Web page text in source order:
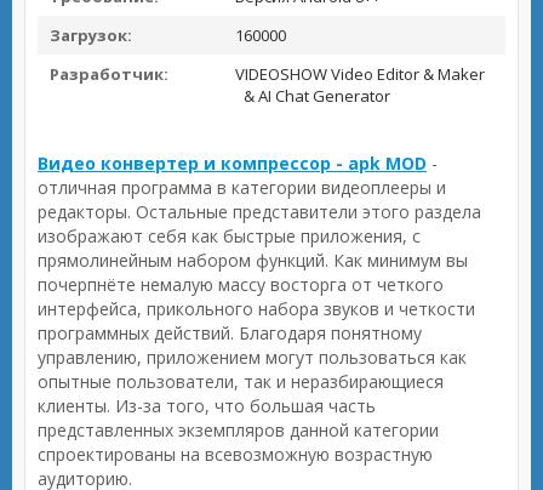
Загрузок:
160000
Разработчик:
VIDEOSHOW Video Editor & Maker
& AI Chat Generator
Видео конвертер и компрессор - apk MOD -
отличная программа в категории видеоплееры и
редакторы. Остальные представители этого раздела
изображают себя как быстрые приложения, с
прямолинейным набором функций. Как минимум вы
почерпнёте немалую массу восторга от четкого
интерфейса, прикольного набора звуков и четкости
программных действий. Благодаря понятному
управлению, приложением могут пользоваться как
опытные пользователи, так и неразбирающиеся
клиенты. Из-за того, что большая часть
представленных экземпляров данной категории
спроектированы на всевозможную возрастную
аудиторию.